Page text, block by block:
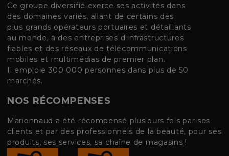
Ce groupe diversifié exerce ses activités dans
des domaines variés, allant de certains des
plus grands opérateurs portuaires et détaillants
au monde, à des entreprises d'infrastructures
fiables et des réseaux de télécommunications
mobiles et multimédias de premier plan.
Il emploie 300 000 personnes dans plus de 50
marchés.
NOS RÉCOMPENSES
Marionnaud a été récompensé plusieurs fois par ses
clients et par des professionnels de la beauté, pour ses
produits, ses services, sa chaîne de magasins !